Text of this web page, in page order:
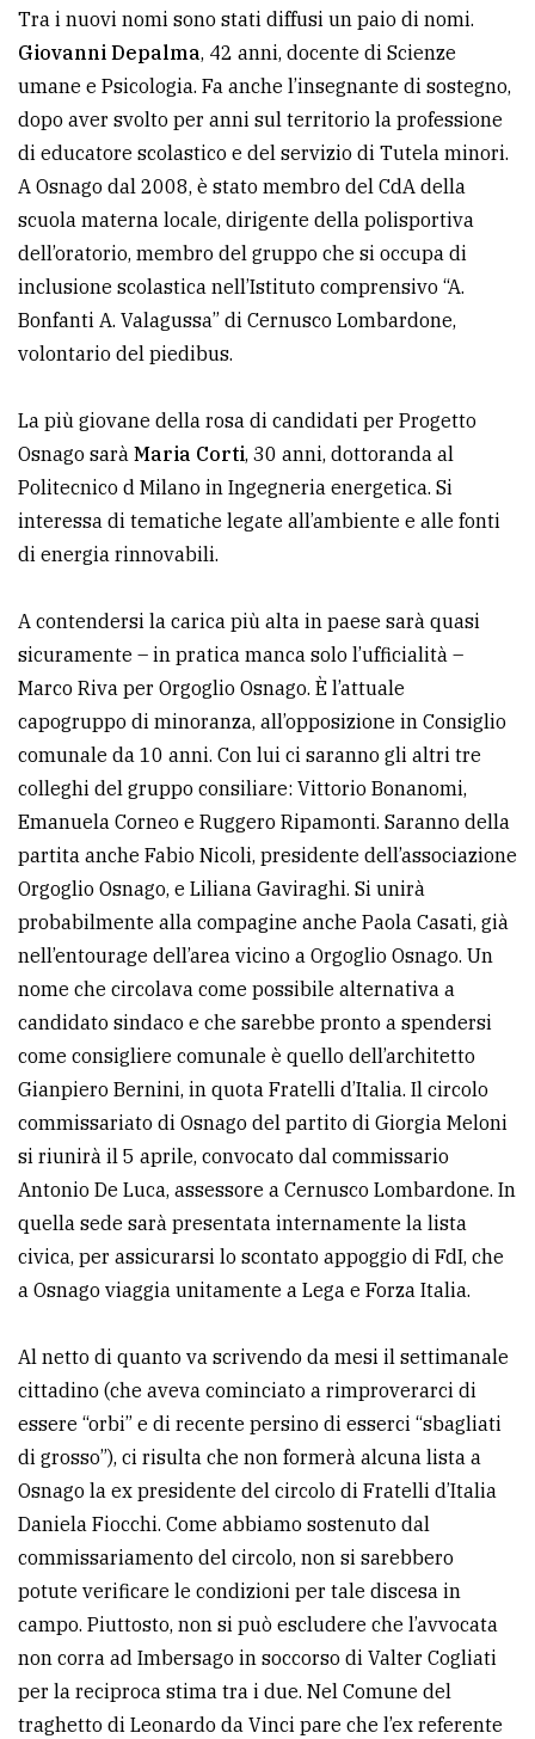
policy
Tra i nuovi nomi sono stati diffusi un paio di nomi.
Giovanni Depalma, 42 anni, docente di Scienze
umane e Psicologia. Fa anche l’insegnante di sostegno,
dopo aver svolto per anni sul territorio la professione
di educatore scolastico e del servizio di Tutela minori.
A Osnago dal 2008, è stato membro del CdA della
scuola materna locale, dirigente della polisportiva
dell’oratorio, membro del gruppo che si occupa di
inclusione scolastica nell’Istituto comprensivo “A.
Bonfanti A. Valagussa” di Cernusco Lombardone,
volontario del piedibus.
La più giovane della rosa di candidati per Progetto
Osnago sarà Maria Corti, 30 anni, dottoranda al
Politecnico d Milano in Ingegneria energetica. Si
interessa di tematiche legate all’ambiente e alle fonti
di energia rinnovabili.
A contendersi la carica più alta in paese sarà quasi
sicuramente – in pratica manca solo l’ufficialità –
Marco Riva per Orgoglio Osnago. È l’attuale
capogruppo di minoranza, all’opposizione in Consiglio
comunale da 10 anni. Con lui ci saranno gli altri tre
colleghi del gruppo consiliare: Vittorio Bonanomi,
Emanuela Corneo e Ruggero Ripamonti. Saranno della
partita anche Fabio Nicoli, presidente dell’associazione
Orgoglio Osnago, e Liliana Gaviraghi. Si unirà
probabilmente alla compagine anche Paola Casati, già
nell’entourage dell’area vicino a Orgoglio Osnago. Un
nome che circolava come possibile alternativa a
candidato sindaco e che sarebbe pronto a spendersi
come consigliere comunale è quello dell’architetto
Gianpiero Bernini, in quota Fratelli d’Italia. Il circolo
commissariato di Osnago del partito di Giorgia Meloni
si riunirà il 5 aprile, convocato dal commissario
Antonio De Luca, assessore a Cernusco Lombardone. In
quella sede sarà presentata internamente la lista
civica, per assicurarsi lo scontato appoggio di FdI, che
a Osnago viaggia unitamente a Lega e Forza Italia.
Al netto di quanto va scrivendo da mesi il settimanale
cittadino (che aveva cominciato a rimproverarci di
essere “orbi” e di recente persino di esserci “sbagliati
di grosso”), ci risulta che non formerà alcuna lista a
Osnago la ex presidente del circolo di Fratelli d’Italia
Daniela Fiocchi. Come abbiamo sostenuto dal
commissariamento del circolo, non si sarebbero
potute verificare le condizioni per tale discesa in
campo. Piuttosto, non si può escludere che l’avvocata
non corra ad Imbersago in soccorso di Valter Cogliati
per la reciproca stima tra i due. Nel Comune del
traghetto di Leonardo da Vinci pare che l’ex referente